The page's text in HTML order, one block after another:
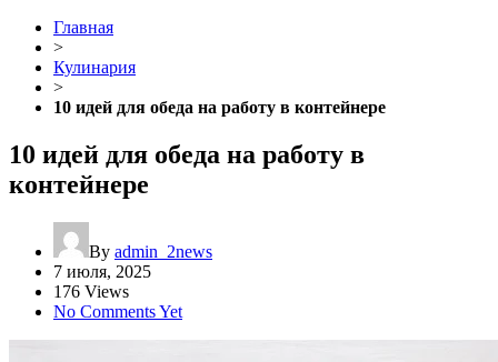
Главная
>
Кулинария
>
10 идей для обеда на работу в контейнере
10 идей для обеда на работу в
контейнере
By admin_2news
7 июля, 2025
176 Views
No Comments Yet